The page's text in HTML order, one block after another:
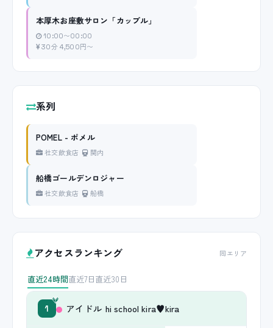
本厚木お座敷サロン「カップル」
10:00〜00:00
30分 4,500円〜
系列
POMEL - ポメル
社交飲食店 関内
船橋ゴールデンロジャー
社交飲食店 船橋
アクセスランキング 同エリア
直近24時間直近7日直近30日
1 アイドル hi school kira♥kira